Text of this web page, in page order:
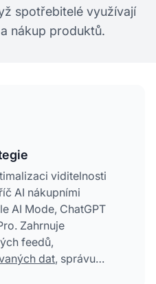
spotřebitelé využívají
nákup produktů.
viditelnosti
AI nákupními
AI Mode, ChatGPT
Zahrnuje
feedů,
dat, správu